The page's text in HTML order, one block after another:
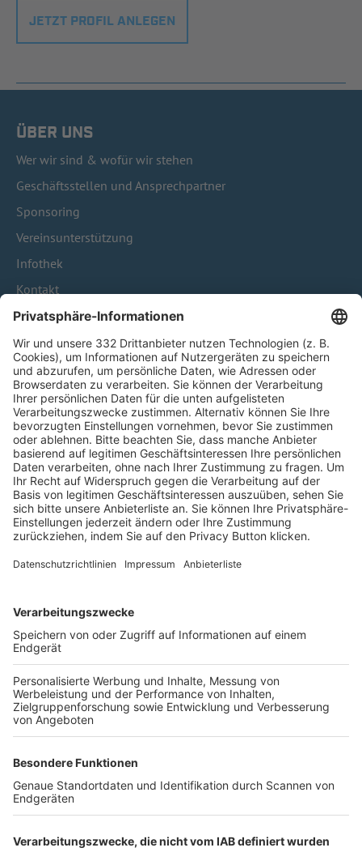
JETZT PROFIL ANLEGEN
ÜBER UNS
Wer wir sind & wofür wir stehen
Geschäftsstellen und Ansprechpartner
Sponsoring
Vereinsunterstützung
Infothek
Kontakt
HÄUFIG BESUCHTE SEITEN
Pässe und Vereinswechsel
Trainerausbildung
Schulungsangebot Vereinsmitarbeiter
BFV-Geschäftsstellen
Trainerbörse
Login SpielPlus
FOLGE DEM BFV
TOP-VEREINE
TOP-PARTNER